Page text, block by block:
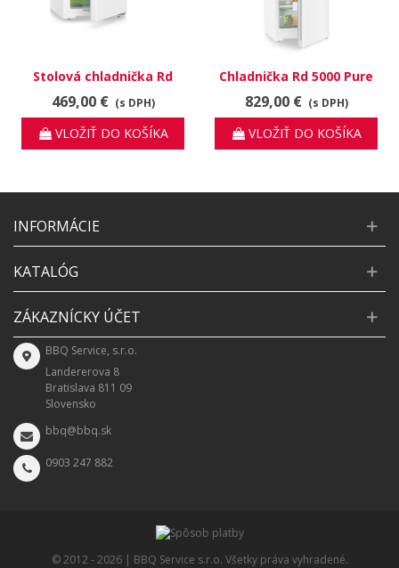
Stolová chladnička Rd
1201 Pure
469,00 € (s DPH)
VLOŽIŤ DO KOŠÍKA
Chladnička Rd 5000 Pure
829,00 € (s DPH)
VLOŽIŤ DO KOŠÍKA
INFORMÁCIE
KATALÓG
ZÁKAZNÍCKY ÚČET
BBQ Service, s.r.o.
Landererova 8
Bratislava 811 09
Slovensko
bbq@bbq.sk
0903 247 882
© 2012 -2026 | BBQ Service s.r.o. Všetky práva vyhradené.